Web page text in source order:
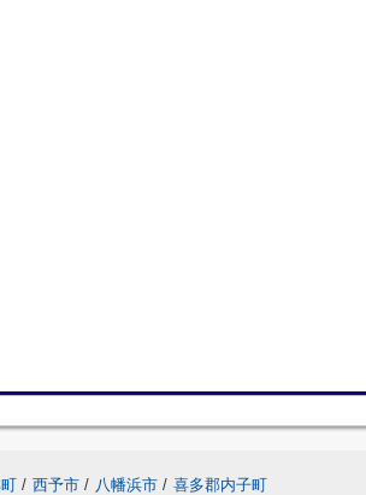
/ 西予市 / 八幡浜市 / 喜多郡内子町